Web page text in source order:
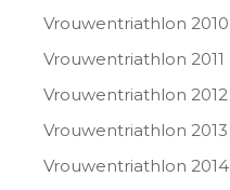
Vrouwentriathlon 2010
Vrouwentriathlon 2011
Vrouwentriathlon 2012
Vrouwentriathlon 2013
Vrouwentriathlon 2014